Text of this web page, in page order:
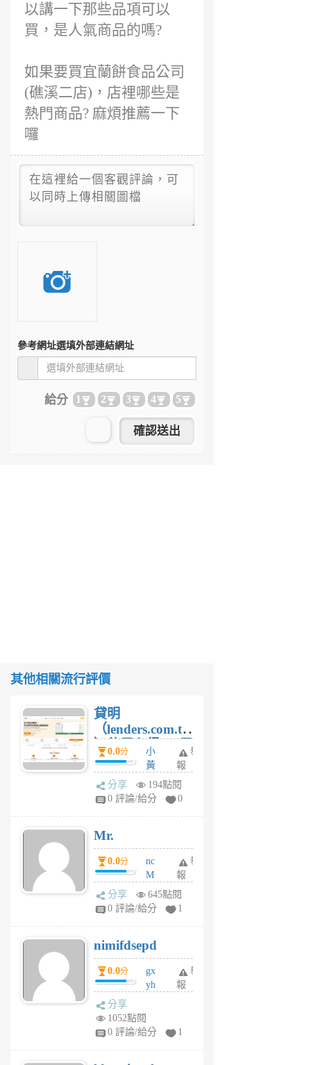
以講一下那些品項可以
買，是人氣商品的嗎?
如果要買宜蘭餅食品公司
(礁溪二店)，店裡哪些是
熱門商品? 麻煩推薦一下
囉
參考網址選填外部連結網址
給分 1 2 3 4 5
其他相關流行評價
貸明
（lenders.com.tw
）使用心得 — 民
間貸款比較平台
體驗
0.0分
小
黃
蜂
1
舉
報
分享
194點閱
0 評論/給分
0
Mr.
0.0分
nc
M
U
F
U
5
個
月
舉
報
分享
645點閱
0 評論/給分
1
nimifdsepd
0.0分
gx
yh
jl
舉
報
分享
1052點閱
0 評論/給分
1